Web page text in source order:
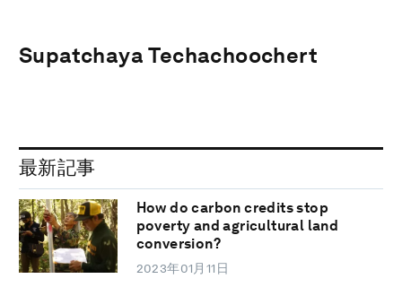
Supatchaya Techachoochert
最新記事
How do carbon credits stop
poverty and agricultural land
conversion?
2023年01月11日